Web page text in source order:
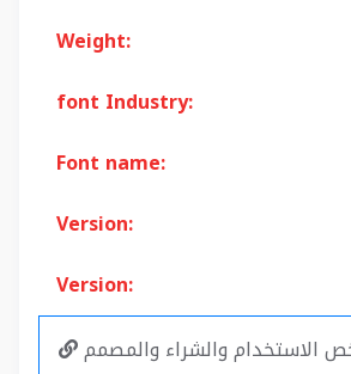
Weight:
font Industry:
Font name:
Version:
Version:
الاستخدام والشراء والمصمم